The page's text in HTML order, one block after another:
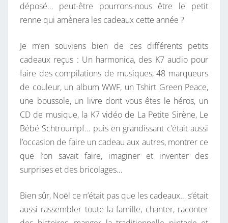
déposé… peut-être pourrons-nous être le petit
renne qui amènera les cadeaux cette année ?
Je m’en souviens bien de ces différents petits
cadeaux reçus : Un harmonica, des K7 audio pour
faire des compilations de musiques, 48 marqueurs
de couleur, un album WWF, un Tshirt Green Peace,
une boussole, un livre dont vous êtes le héros, un
CD de musique, la K7 vidéo de La Petite Sirène, Le
Bébé Schtroumpf… puis en grandissant c’était aussi
l’occasion de faire un cadeau aux autres, montrer ce
que l’on savait faire, imaginer et inventer des
surprises et des bricolages…
Bien sûr, Noël ce n’était pas que les cadeaux… s’était
aussi rassembler toute la famille, chanter, raconter